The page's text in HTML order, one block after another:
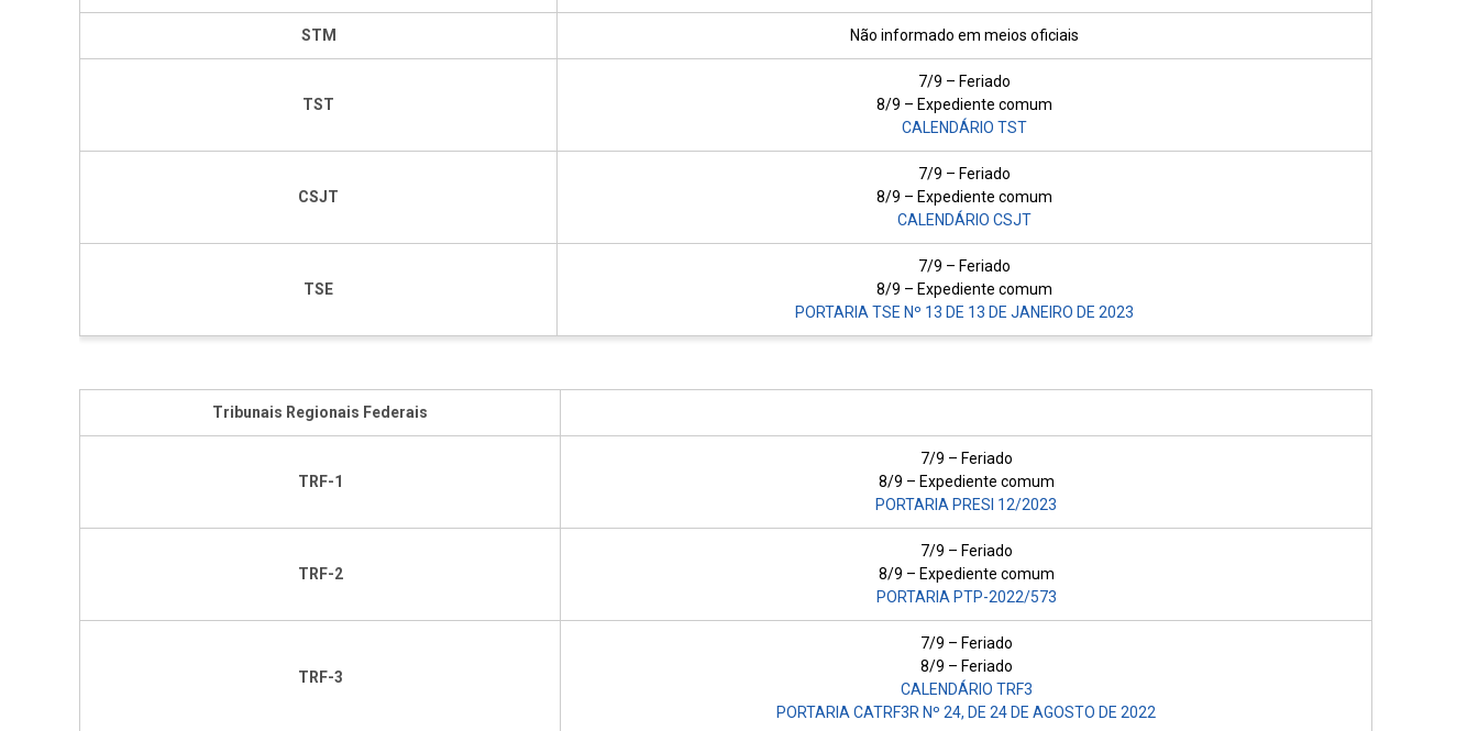
STM Não informado em meios oficiais
TST
7/9 – Feriado
8/9 – Expediente comum
CALENDÁRIO TST
CSJT
7/9 – Feriado
8/9 – Expediente comum
CALENDÁRIO CSJT
TSE
7/9 – Feriado
8/9 – Expediente comum
PORTARIA TSE Nº 13 DE 13 DE JANEIRO DE 2023
Tribunais Regionais Federais
TRF-1
7/9 – Feriado
8/9 – Expediente comum
PORTARIA PRESI 12/2023
TRF-2
7/9 – Feriado
8/9 – Expediente comum
PORTARIA PTP-2022/573
TRF-3
7/9 – Feriado
8/9 – Feriado
CALENDÁRIO TRF3
PORTARIA CATRF3R Nº 24, DE 24 DE AGOSTO DE 2022